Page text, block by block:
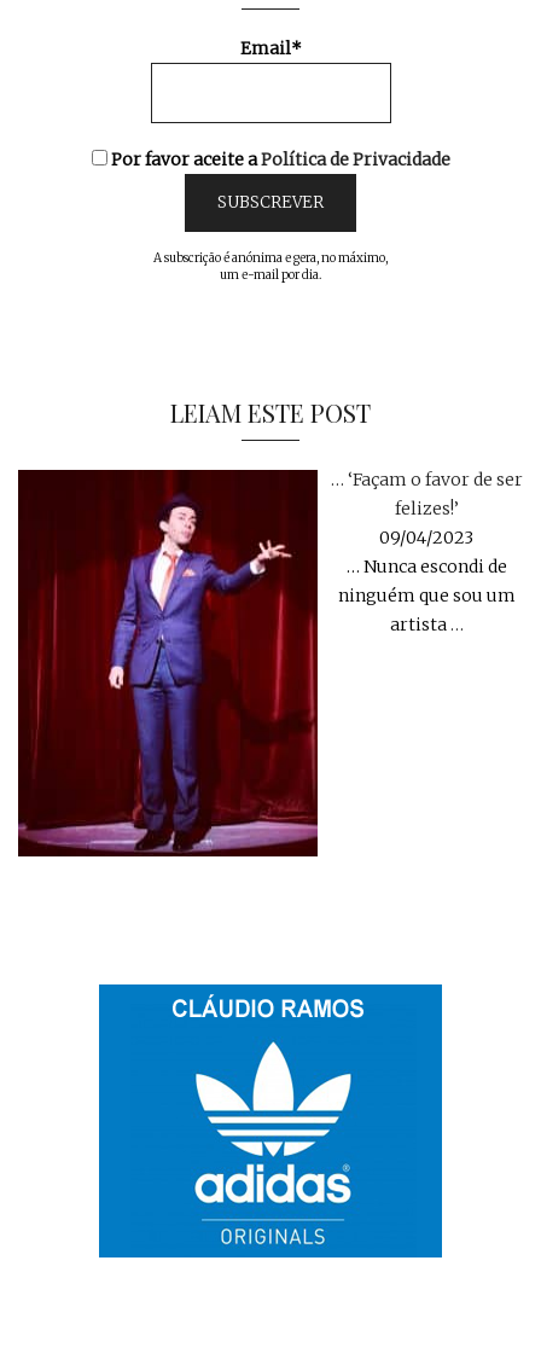
Email*
Por favor aceite aPolítica de Privacidade
A subscrição é anónima e gera, no máximo,
um e-mail por dia.
LEIAM ESTE POST
… ‘Façam o favor de ser
felizes!’
09/04/2023
… Nunca escondi de
ninguém que sou um
artista…